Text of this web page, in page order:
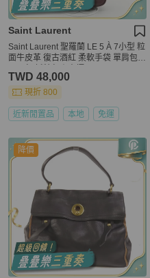
Saint Laurent
Saint Laurent 聖羅蘭 LE 5 À 7小型 粒
面牛皮革 復古酒紅 柔軟手袋 單肩包 H
TWD 48,000
現折 800
近新閒置品 本地 免運
降價